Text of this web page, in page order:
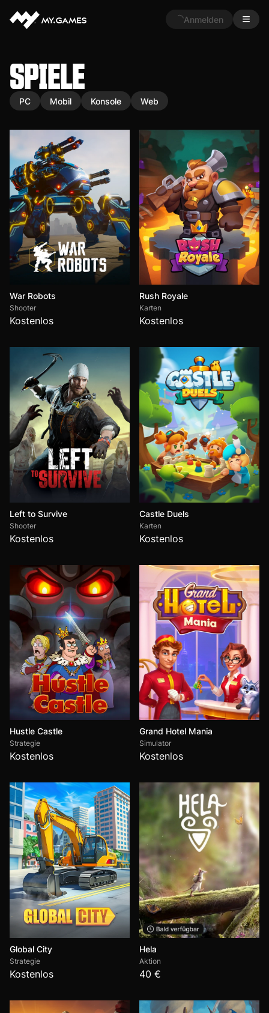
Anmelden
SPIELE
PC Mobil Konsole Web
War Robots
Shooter
Kostenlos
Rush Royale
Karten
Kostenlos
Left to Survive
Shooter
Kostenlos
Castle Duels
Karten
Kostenlos
Hustle Castle
Strategie
Kostenlos
Grand Hotel Mania
Simulator
Kostenlos
Global City
Strategie
Kostenlos
Hela
Aktion
40 €